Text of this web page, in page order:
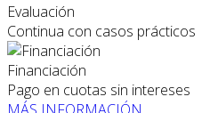
Evaluación
Continua con casos prácticos
Financiación
Pago en cuotas sin intereses